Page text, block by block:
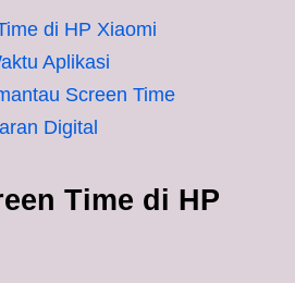
di HP Xiaomi
Aplikasi
Screen Time
Digital
Time di HP